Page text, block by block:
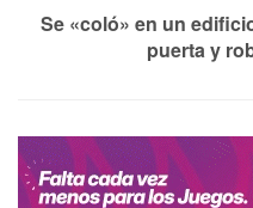
Se «coló» en un
puerta y